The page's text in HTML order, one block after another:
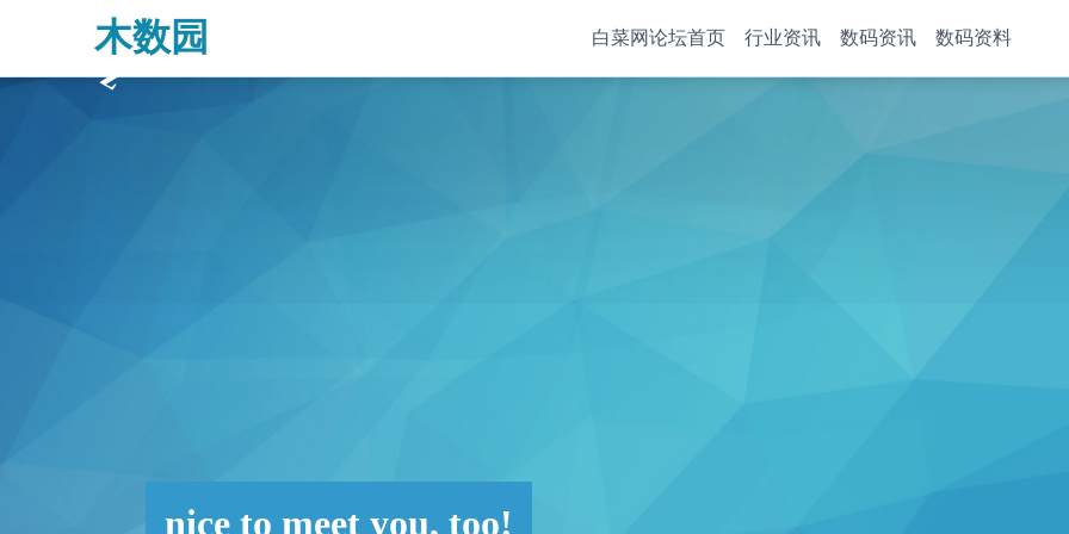
行业资讯 第9932页 -白菜网论坛
木数园 白菜网论坛首页 行业资讯 数码资讯 数码资料
nice to meet you, too!